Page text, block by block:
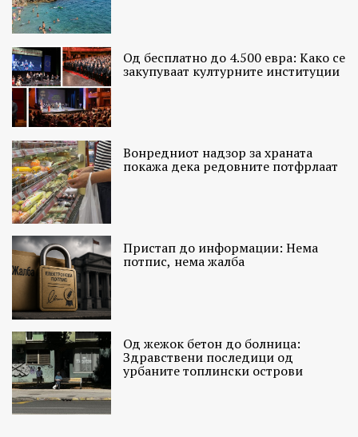
Од бесплатно до 4.500 евра: Како се
закупуваат културните институции
Вонредниот надзор за храната
покажа дека редовните потфрлаат
Пристап до информации: Нема
потпис, нема жалба
Од жежок бетон до болница:
Здравствени последици од
урбаните топлински острови